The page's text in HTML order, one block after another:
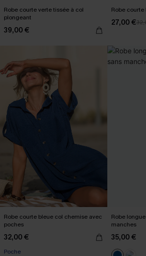
Robe courte verte tissée à col
plongeant
39,00 €
Robe
27,00 €
Robe courte bleue col chemise avec
poches
32,00 €
Poche
Robe
manches
35,00 €